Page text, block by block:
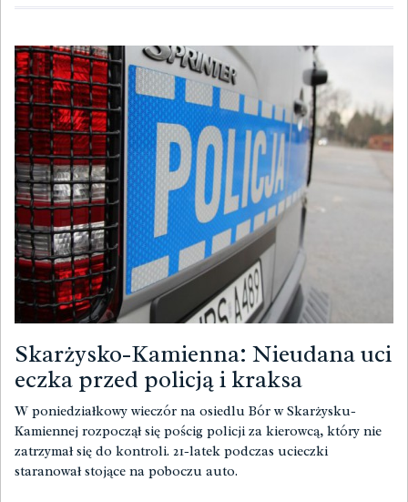
Skarżysko-Kamienna: Nieudana uci
eczka przed policją i kraksa
W poniedziałkowy wieczór na osiedlu Bór w Skarżysku-
Kamiennej rozpoczął się pościg policji za kierowcą, który nie
zatrzymał się do kontroli. 21-latek podczas ucieczki
staranował stojące na poboczu auto.